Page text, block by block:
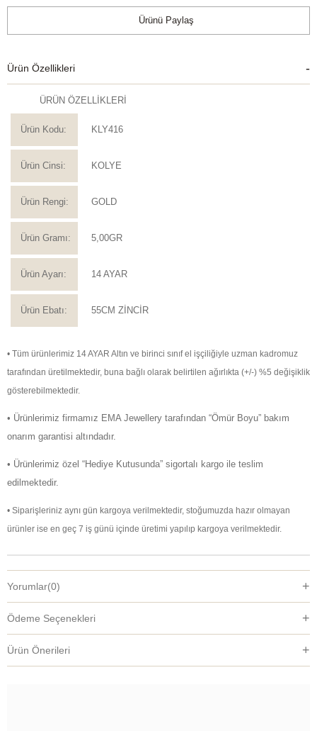
Ürünü Paylaş
Ürün Özellikleri
ÜRÜN ÖZELLİKLERİ
Ürün Kodu: KLY416
Ürün Cinsi: KOLYE
Ürün Rengi: GOLD
Ürün Gramı: 5,00GR
Ürün Ayarı: 14 AYAR
Ürün Ebatı: 55CM ZİNCİR
• Tüm ürünlerimiz 14 AYAR Altın ve birinci sınıf el işçiliğiyle uzman kadromuz
tarafından üretilmektedir, buna bağlı olarak belirtilen ağırlıkta (+/-) %5 değişiklik
gösterebilmektedir.
• Ürünlerimiz firmamız EMA Jewellery tarafından “Ömür Boyu” bakım
onarım garantisi altındadır.
• Ürünlerimiz özel “Hediye Kutusunda” sigortalı kargo ile teslim
edilmektedir.
• Siparişleriniz aynı gün kargoya verilmektedir, stoğumuzda hazır olmayan
ürünler ise en geç 7 iş günü içinde üretimi yapılıp kargoya verilmektedir.
Yorumlar(0)
Ödeme Seçenekleri
Ürün Önerileri